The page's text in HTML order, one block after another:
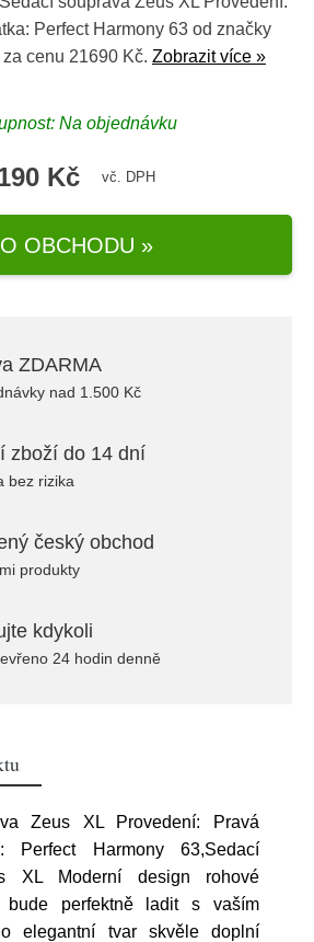
Perfect Harmony 63 od značky
za cenu 21690 Kč. Zobrazit více »
Na objednávku
Kč vč. DPH
OBCHODU »
ZDARMA
nad 1.500 Kč
zboží do 14 dní
bez rizika
český obchod
produkty
kdykoli
24 hodin denně
Zeus XL Provedení: Pravá
Perfect Harmony 63,Sedací
XL Moderní design rohové
bude perfektně ladit s vaším
elegantní tvar skvěle doplní